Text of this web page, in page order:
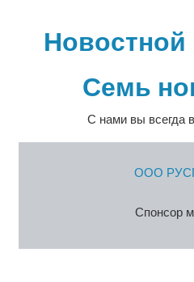
содержимому
Семь
С нами вы всегда
ООО
Спонсор